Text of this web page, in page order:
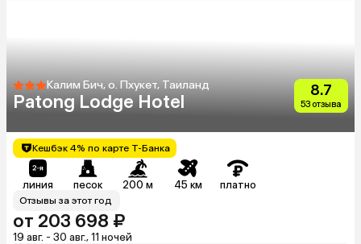
Калим Бич, о. Пхукет, Таиланд
Patong Lodge Hotel
8.7
53 отзыва
Кешбэк 4% по карте Т-Банка
линия песок 200 м 45 км платно
Отзывы за этот год
от 203 698 ₽
19 авг. - 30 авг., 11 ночей